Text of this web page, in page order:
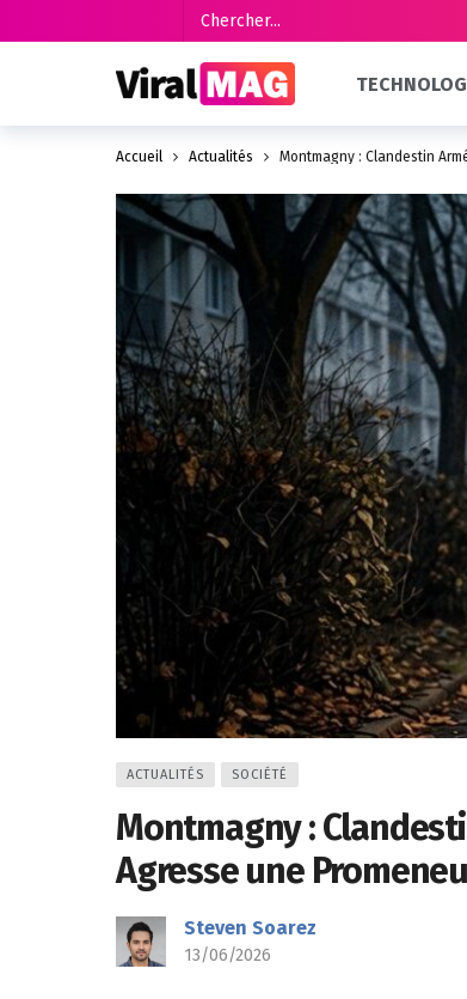
Accueil Actualités Montmagny : Clandestin
ACTUALITÉS SOCIÉTÉ
Montmagny :
Agresse une
Steven Soarez
13/06/2026